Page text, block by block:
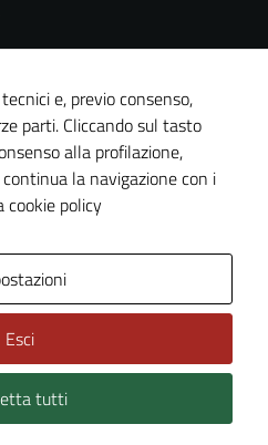
e, previo consenso,
parti. Cliccando sul tasto
alla profilazione,
la navigazione con i
cookie policy
Esci
tutti